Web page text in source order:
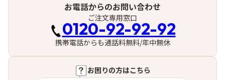
お電話からのお問い合わせ
ご注文専用窓口
0120-92-92-92
携帯電話からも通話料無料/年中無休
お困りの方はこちら